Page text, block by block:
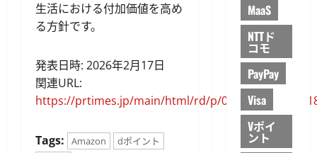
生活における付加価値を高め
る方針です。
発表日時: 2026年2月17日
関連URL:
https://prtimes.jp/main/html/rd/p/
Tags: Amazon
dポイント
MaaS
NTTド
コモ
PayPay
Visa
Vポイ
ント